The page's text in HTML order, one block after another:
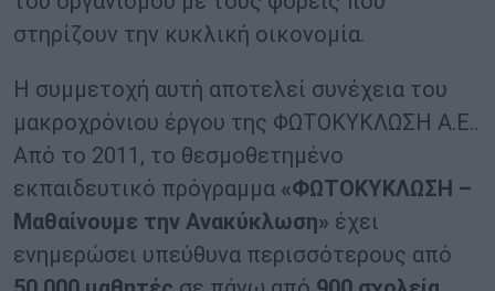
στηρίζουν την κυκλική οικονομία.
Η συμμετοχή αυτή αποτελεί συνέχεια του
μακροχρόνιου έργου της ΦΩΤΟΚΥΚΛΩΣΗ Α.Ε..
Από το 2011, το θεσμοθετημένο
εκπαιδευτικό πρόγραμμα «ΦΩΤΟΚΥΚΛΩΣΗ –
Μαθαίνουμε την Ανακύκλωση» έχει
ενημερώσει υπεύθυνα περισσότερους από